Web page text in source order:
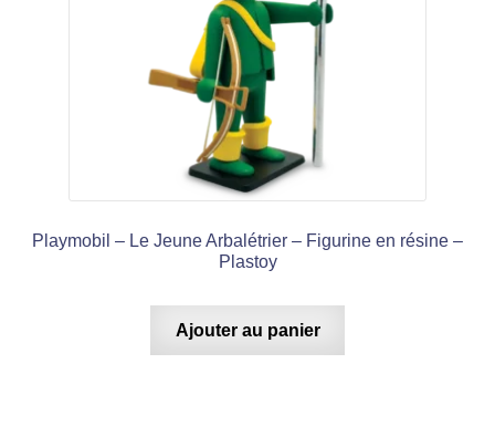
Playmobil – Le Jeune Arbalétrier – Figurine en résine –
Plastoy
Ajouter au panier